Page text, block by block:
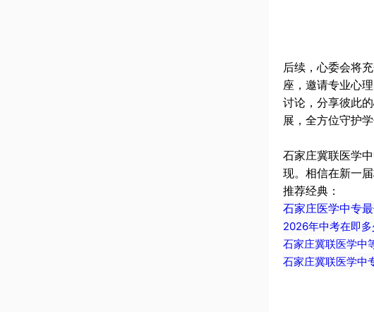
后续，心委会将
座，邀请专业心
讨论，分享彼此
展，全方位守护
石家庄冀联医学
现。相信在新一
推荐经典：
石家庄医学中专
2026年中考在即
石家庄冀联医学中
石家庄冀联医学中